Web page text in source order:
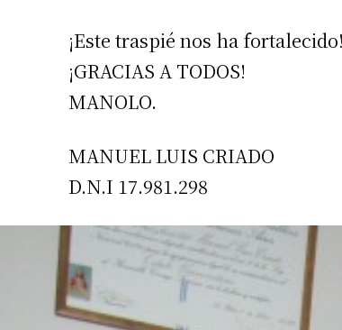
¡Este traspié nos ha fortalecido!
¡GRACIAS A TODOS!
MANOLO.
MANUEL LUIS CRIADO
D.N.I 17.981.298